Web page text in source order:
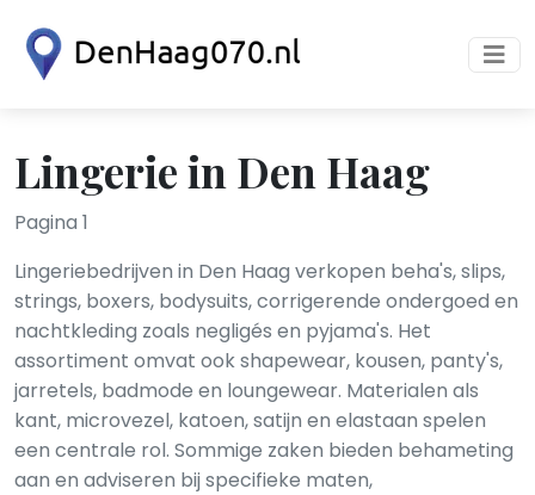
Lingerie in Den Haag
Pagina 1
Lingeriebedrijven in Den Haag verkopen beha's, slips,
strings, boxers, bodysuits, corrigerende ondergoed en
nachtkleding zoals negligés en pyjama's. Het
assortiment omvat ook shapewear, kousen, panty's,
jarretels, badmode en loungewear. Materialen als
kant, microvezel, katoen, satijn en elastaan spelen
een centrale rol. Sommige zaken bieden behameting
aan en adviseren bij specifieke maten,